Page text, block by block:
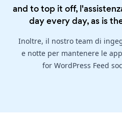
and to top it off,
day every day, as is
Inoltre, il nostro team di
e notte per mantenere le
for WordPress Feed